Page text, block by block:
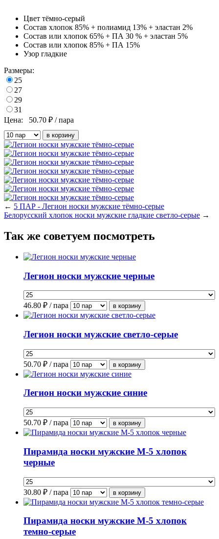
Цвет тёмно-серый
Состав хлопок 85% + полиамид 13% + эластан 2%
Состав или хлопок 65% + ПА 30 % + эластан 5%
Состав или хлопок 85% + ПА 15%
Узор гладкие
Размеры:
25
27
29
31
Цена:
50.70 ₽ / пара
← 5 ПАР - Легион носки мужские тёмно-серые
Белорусский хлопок носки мужские гладкие светло-серые →
Так же советуем посмотреть
Легион носки мужские черные
46.80 ₽ / пара
Легион носки мужские светло-серые
50.70 ₽ / пара
Легион носки мужские синие
50.70 ₽ / пара
Пирамида носки мужские М-5 хлопок
черные
30.80 ₽ / пара
Пирамида носки мужские М-5 хлопок
темно-серые